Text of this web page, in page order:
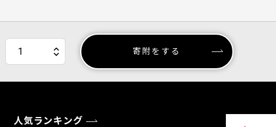
寄附をする
人気ランキング